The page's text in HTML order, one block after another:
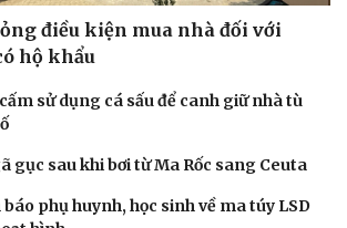
điều kiện mua nhà đối với
hộ khẩu
sử dụng cá sấu để canh giữ nhà tù
gục sau khi bơi từ Ma Rốc sang Ceuta
phụ huynh, học sinh về ma túy LSD